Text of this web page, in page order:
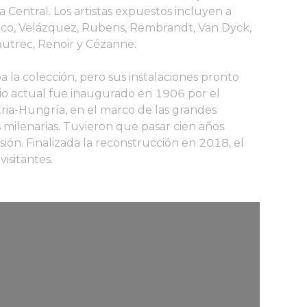
Los artistas expuestos incluyen a
Velázquez, Rubens, Rembrandt, Van Dyck,
Renoir y Cézanne.
la colección, pero sus instalaciones pronto
actual fue inaugurado en 1906 por el
Hungría, en el marco de las grandes
Tuvieron que pasar cien años
Finalizada la reconstrucción en 2018, el